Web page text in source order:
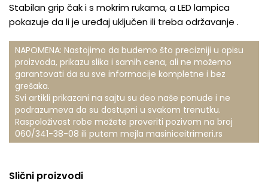
Stabilan grip čak i s mokrim rukama, a LED lampica
pokazuje da li je uređaj uključen ili treba održavanje .
NAPOMENA: Nastojimo da budemo što precizniji u opisu
proizvoda, prikazu slika i samih cena, ali ne možemo
garantovati da su sve informacije kompletne i bez
grešaka.
Svi artikli prikazani na sajtu su deo naše ponude i ne
podrazumeva da su dostupni u svakom trenutku.
Raspoloživost robe možete proveriti pozivom na broj
060/341-38-08 ili putem mejla masiniceitrimeri.rs
Slični proizvodi